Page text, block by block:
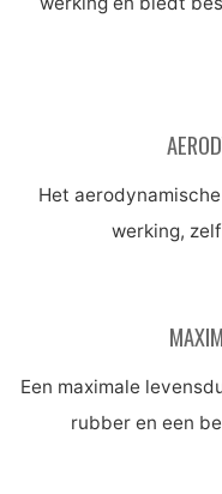
Het
werking,
Een maximale
rubber en een